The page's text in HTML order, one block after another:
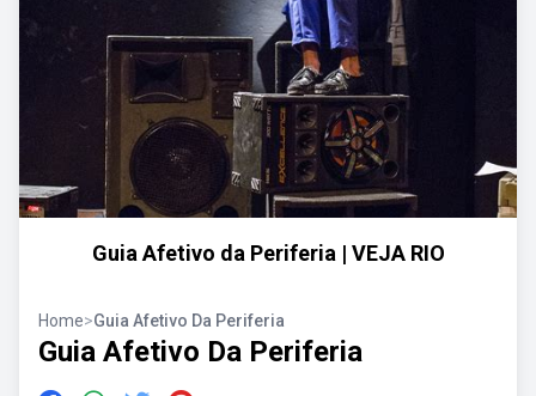
Guia Afetivo da Periferia | VEJA RIO
Home>Guia Afetivo Da Periferia
Guia Afetivo Da Periferia